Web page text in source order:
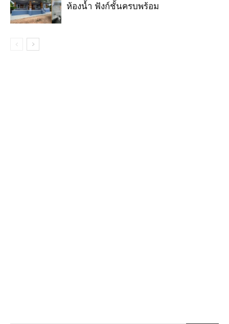
ห้องน้ำ ฟังก์ชั้นครบพร้อม